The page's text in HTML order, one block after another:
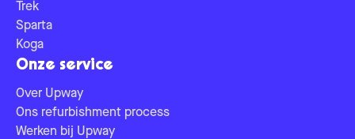
Trek
Sparta
Koga
Onze service
Over Upway
Ons refurbishment process
Werken bij Upway